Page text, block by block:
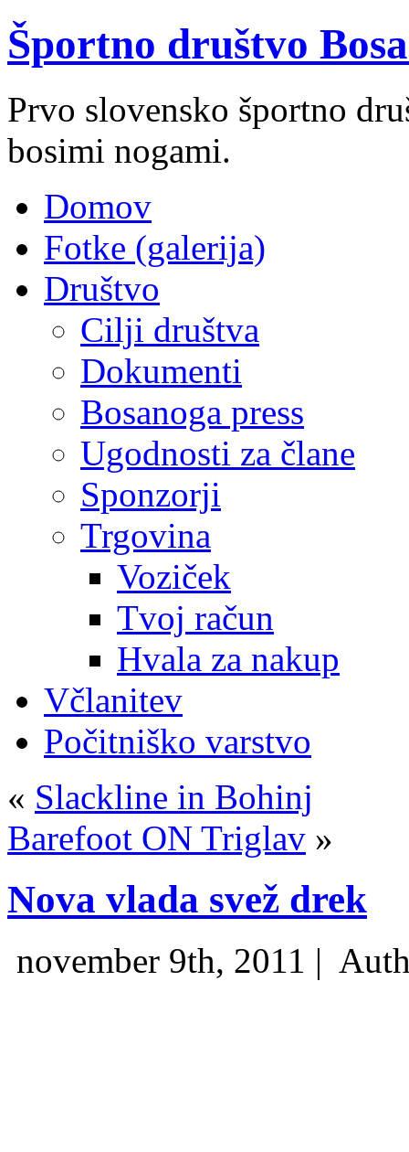
Športno društvo
Prvo slovensko športno
bosimi nogami.
Domov
Fotke (galerija)
Društvo
Cilji društva
Dokumenti
Bosanoga press
Ugodnosti za člane
Sponzorji
Trgovina
Voziček
Tvoj račun
Hvala za nakup
Včlanitev
Počitniško varstvo
« Slackline in Bohinj
Barefoot ON Triglav »
Nova vlada svež drek
november 9th, 2011 |